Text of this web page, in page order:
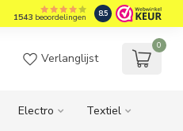
1543beoordelingen 8.5
Verlanglijst
0
Electro Textiel